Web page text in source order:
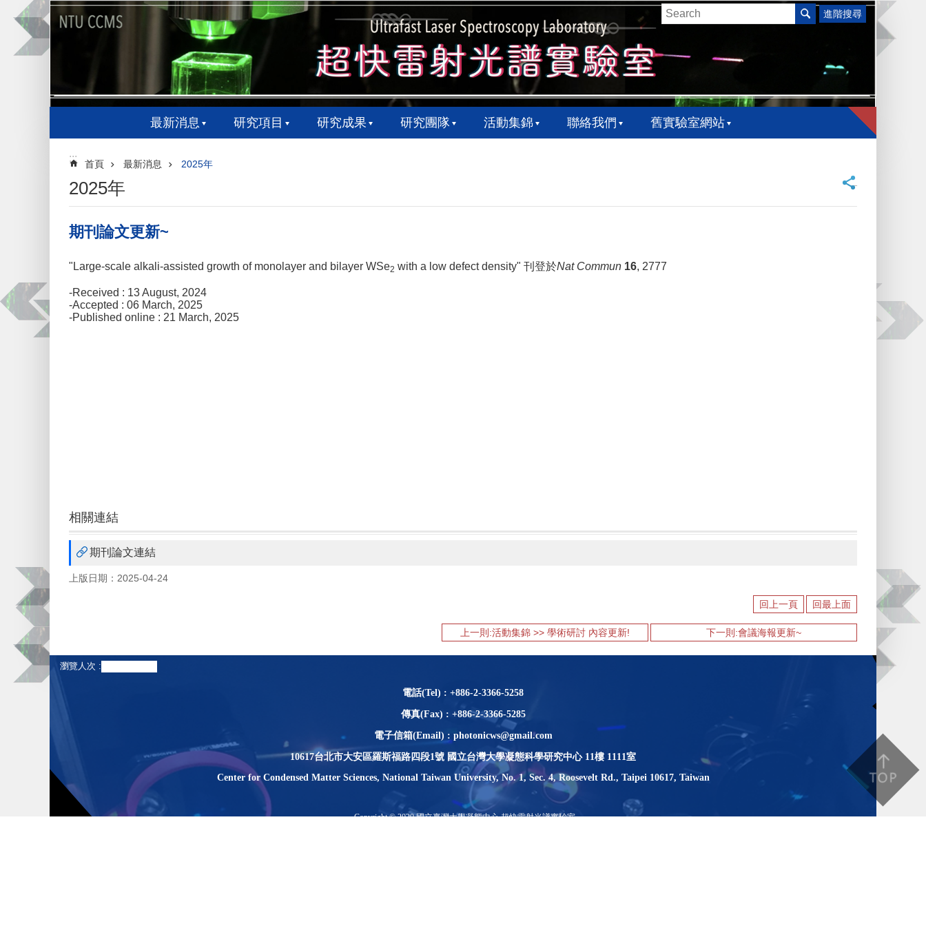
跳到主要內容區塊 進階搜尋
最新消息 研究項目 研究成果 研究團隊 活動集錦 聯絡我們 舊實驗室網站
::: 首頁 最新消息 2025年
2025年 _
期刊論文更新~
"Large-scale alkali-assisted growth of monolayer and bilayer WSe2 with a low defect density" 刊登於Nat Commun 16, 2777
-Received : 13 August, 2024
-Accepted : 06 March, 2025
-Published online : 21 March, 2025
相關連結
期刊論文連結
上版日期：2025-04-24
回上一頁 回最上面
上一則:活動集錦 >> 學術研討 內容更新! 下一則:會議海報更新~
瀏覽人次
電話(Tel) : +886-2-3366-5258
傳真(Fax) : +886-2-3366-5285
電子信箱(Email) : photonicws@gmail.com
10617台北市大安區羅斯福路四段1號 國立台灣大學凝態科學研究中心 11樓 1111室
Center for Condensed Matter Sciences, National Taiwan University, No. 1, Sec. 4, Roosevelt Rd., Taipei 10617, Taiwan
Copyright © 2020 國立臺灣大學凝態中心 超快雷射光譜實驗室